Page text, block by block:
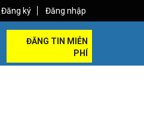
Đăng ký Đăng nhập
ĐĂNG TIN MIỄN
PHÍ